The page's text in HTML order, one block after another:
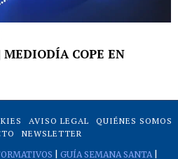
COPE EN
AVISO LEGAL
QUIÉNES SOMOS
NEWSLETTER
GUÍA SEMANA SANTA|